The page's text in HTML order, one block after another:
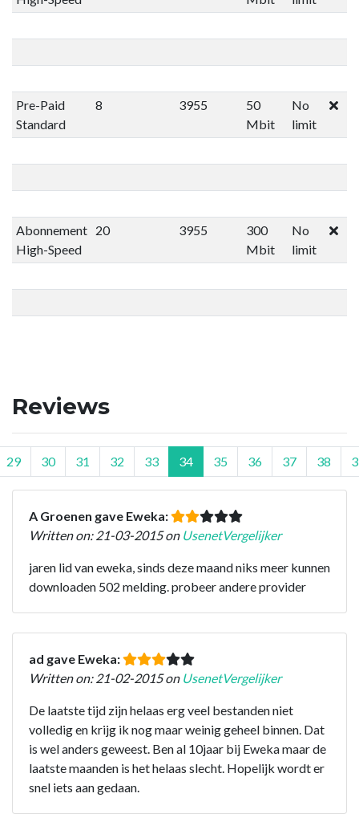
Pre-Paid
Standard
8 3955
50
Mbit
No
limit
Abonnement
High-Speed
20 3955
300
Mbit
No
limit
Reviews
29 30 31 32 33 34 35 36 37 38
A Groenen gave Eweka:
Written on: 21-03-2015 on UsenetVergelijker
jaren lid van eweka, sinds deze maand niks meer kunnen
downloaden 502 melding. probeer andere provider
ad gave Eweka:
Written on: 21-02-2015 on UsenetVergelijker
De laatste tijd zijn helaas erg veel bestanden niet
volledig en krijg ik nog maar weinig geheel binnen. Dat
is wel anders geweest. Ben al 10jaar bij Eweka maar de
laatste maanden is het helaas slecht. Hopelijk wordt er
snel iets aan gedaan.